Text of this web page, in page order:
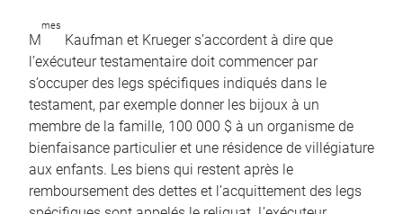
M
mes
Kaufman et Krueger s’accordent à dire que
l’exécuteur testamentaire doit commencer par
s’occuper des legs spécifiques indiqués dans le
testament, par exemple donner les bijoux à un
membre de la famille, 100 000 $ à un organisme de
bienfaisance particulier et une résidence de villégiature
aux enfants. Les biens qui restent après le
remboursement des dettes et l’acquittement des legs